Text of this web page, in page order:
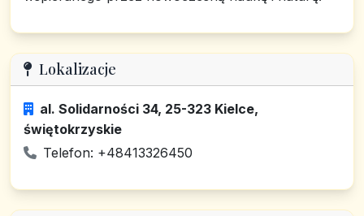
Lokalizacje
al. Solidarności 34, 25-323 Kielce,
świętokrzyskie
Telefon: +48413326450